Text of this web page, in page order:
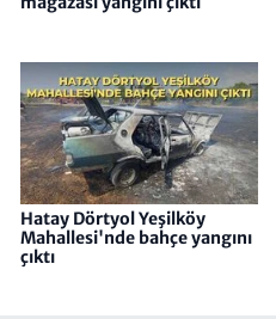
Hatay Dörtyol Yeşilköy
Mahallesi'nde bahçe yangını
çıktı